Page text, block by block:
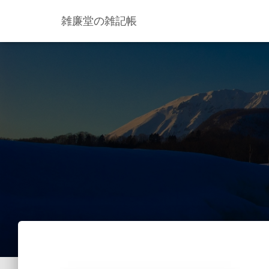
雑廉堂の雑記帳